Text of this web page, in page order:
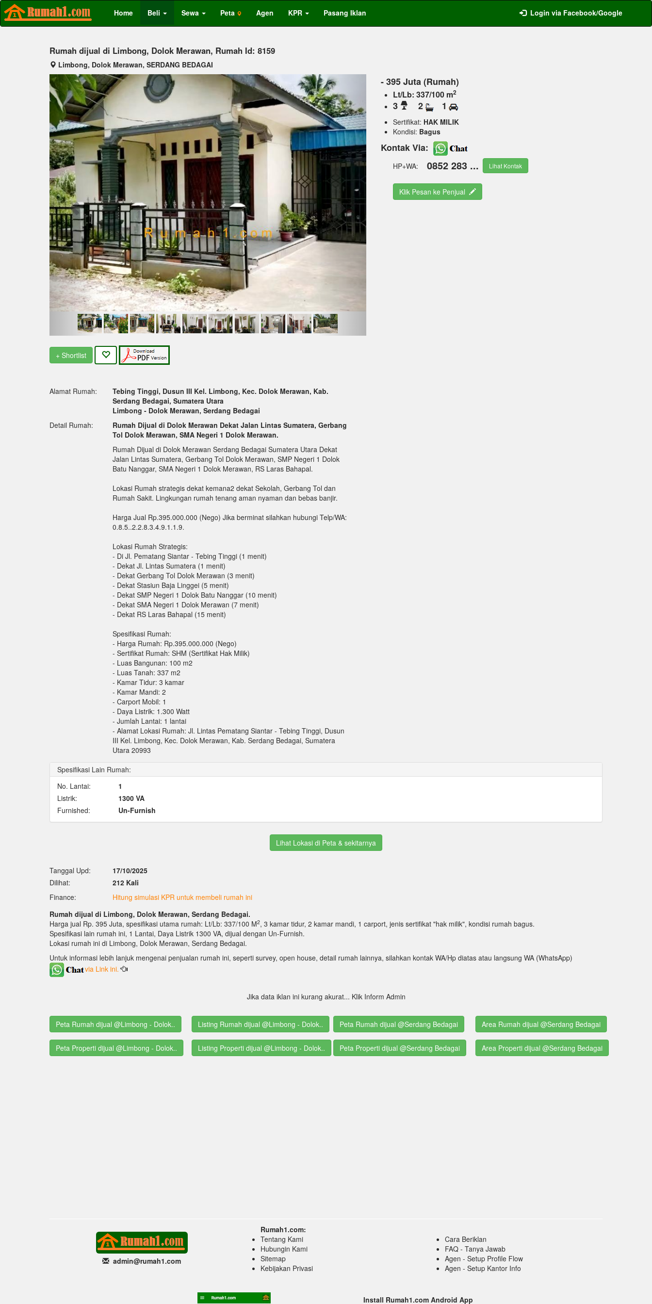
Home Beli Sewa Peta Agen KPR Pasang Iklan Login via Facebook/Google
Rumah dijual di Limbong, Dolok Merawan, Rumah Id: 8159
Limbong, Dolok Merawan, SERDANG BEDAGAI
Previous
+ Shortlist
- 395 Juta (Rumah)
Lt/Lb: 337/100 m2
3 2 1
Sertifikat: HAK MILIK
Kondisi: Bagus
Kontak Via:
HP+WA: 0852 283 ... Lihat Kontak
Klik Pesan ke Penjual
Alamat Rumah:
Tebing Tinggi, Dusun III Kel. Limbong, Kec. Dolok Merawan, Kab.
Serdang Bedagai, Sumatera Utara
Limbong - Dolok Merawan, Serdang Bedagai
Detail Rumah:
Rumah Dijual di Dolok Merawan Dekat Jalan Lintas Sumatera, Gerbang
Tol Dolok Merawan, SMA Negeri 1 Dolok Merawan.
Rumah Dijual di Dolok Merawan Serdang Bedagai Sumatera Utara Dekat
Jalan Lintas Sumatera, Gerbang Tol Dolok Merawan, SMP Negeri 1 Dolok
Batu Nanggar, SMA Negeri 1 Dolok Merawan, RS Laras Bahapal.
Lokasi Rumah strategis dekat kemana2 dekat Sekolah, Gerbang Tol dan
Rumah Sakit. Lingkungan rumah tenang aman nyaman dan bebas banjir.
Harga Jual Rp.395.000.000 (Nego) Jika berminat silahkan hubungi Telp/WA:
0.8.5..2.2.8.3.4.9.1.1.9.
Lokasi Rumah Strategis:
- Di Jl. Pematang Siantar - Tebing Tinggi (1 menit)
- Dekat Jl. Lintas Sumatera (1 menit)
- Dekat Gerbang Tol Dolok Merawan (3 menit)
- Dekat Stasiun Baja Linggei (5 menit)
- Dekat SMP Negeri 1 Dolok Batu Nanggar (10 menit)
- Dekat SMA Negeri 1 Dolok Merawan (7 menit)
- Dekat RS Laras Bahapal (15 menit)
Spesifikasi Rumah:
- Harga Rumah: Rp.395.000.000 (Nego)
- Sertifikat Rumah: SHM (Sertifikat Hak Milik)
- Luas Bangunan: 100 m2
- Luas Tanah: 337 m2
- Kamar Tidur: 3 kamar
- Kamar Mandi: 2
- Carport Mobil: 1
- Daya Listrik: 1.300 Watt
- Jumlah Lantai: 1 lantai
- Alamat Lokasi Rumah: Jl. Lintas Pematang Siantar - Tebing Tinggi, Dusun
III Kel. Limbong, Kec. Dolok Merawan, Kab. Serdang Bedagai, Sumatera
Utara 20993
Spesifikasi Lain Rumah:
No. Lantai:
1
Listrik:
1300 VA
Furnished:
Un-Furnish
Lihat Lokasi di Peta & sekitarnya
Tanggal Upd:
17/10/2025
Dilihat:
212 Kali
Finance:
Hitung simulasi KPR untuk membeli rumah ini
Rumah dijual di Limbong, Dolok Merawan, Serdang Bedagai.
Harga jual Rp. 395 Juta, spesifikasi utama rumah: Lt/Lb: 337/100 M2, 3 kamar tidur, 2 kamar mandi, 1 carport, jenis sertifikat "hak milik", kondisi rumah bagus.
Spesifikasi lain rumah ini, 1 Lantai, Daya Listrik 1300 VA, dijual dengan Un-Furnish.
Lokasi rumah ini di Limbong, Dolok Merawan, Serdang Bedagai.
Untuk informasi lebih lanjuk mengenai penjualan rumah ini, seperti survey, open house, detail rumah lainnya, silahkan kontak WA/Hp diatas atau langsung WA (WhatsApp)
via Link ini.
Jika data iklan ini kurang akurat... Klik Inform Admin
Peta Rumah dijual @Limbong - Dolok.. Listing Rumah dijual @Limbong - Dolok.. Peta Rumah dijual @Serdang Bedagai Area Rumah dijual @Serdang Bedagai
Peta Properti dijual @Limbong - Dolok.. Listing Properti dijual @Limbong - Dolok.. Peta Properti dijual @Serdang Bedagai Area Properti dijual @Serdang Bedagai
admin@rumah1.com
Rumah1.com:
Tentang Kami
Hubungin Kami
Sitemap
Kebijakan Privasi
Cara Beriklan
FAQ - Tanya Jawab
Agen - Setup Profile Flow
Agen - Setup Kantor Info
Install Rumah1.com Android App